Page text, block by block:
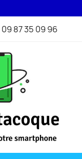
09 87 35 09 96